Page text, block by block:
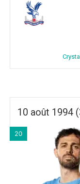
10 août 1994
20